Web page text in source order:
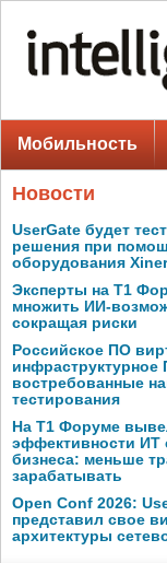
Мобильность
Новости
UserGate будет
решения при
оборудования
Эксперты на Т1
множить ИИ-
сокращая риски
Российское ПО
востребованные
тестирования
На Т1 Форуме
эффективности ИТ
бизнеса: меньше
зарабатывать
Open Conf 2026:
представил свое
архитектуры